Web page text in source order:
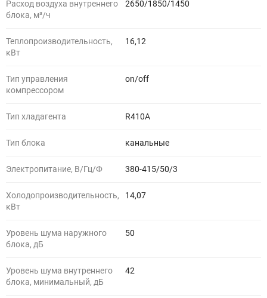
Расход воздуха внутреннего
блока, м³/ч
2650/1850/1450
Теплопроизводительность,
кВт
16,12
Тип управления
компрессором
on/off
Тип хладагента R410A
Тип блока канальные
Электропитание, В/Гц/Ф 380-415/50/3
Холодопроизводительность,
кВт
14,07
Уровень шума наружного
блока, дБ
50
Уровень шума внутреннего
блока, минимальный, дБ
42